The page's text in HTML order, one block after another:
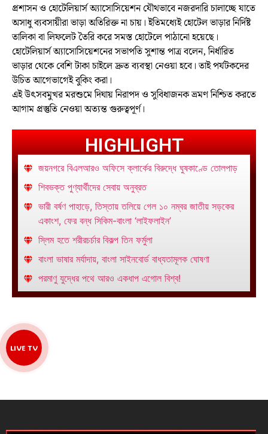
প্রশাসন ও হোটেলিয়ার্স অ্যাসোসিয়েশন যৌথভাবে নজরদারি চালাচ্ছে যাতে
অসাধু ব্যবসায়ীরা ভাড়া অতিরিক্ত না চায়। ইতিমধ্যেই হোটেল ভাড়ার নির্দিষ্ট
তালিকা বা লিফলেট তৈরি করে সমস্ত হোটেলে পাঠানো হয়েছে।
হোটেলিয়ার্স অ্যাসোসিয়েশনের সভাপতি সুশান্ত পাত্র বলেন, নির্ধারিত
ভাড়ার থেকে বেশি টাকা চাইলে দ্রুত ব্যবস্থা নেওয়া হবে। তাই পর্যটকদের
উচিত আগেভাগেই বুকিং করা।
এই উৎসবমুখর মরশুমে দিঘায় নিরাপদ ও সুবিধাজনক ভ্রমণ নিশ্চিত করতে
আগাম প্রস্তুতি নেওয়া অত্যন্ত গুরুত্বপূর্ণ।
HIGHLIGHT
জয়নগরে বিএলআরও অফিসে ক্লার্কের বিরুদ্ধে ঘুষকাণ্ডে তোলপাড়
শিবভক্ত পুণ্যার্থীদের সেবায় অনুব্রত
ভারী বর্ষণ পাহাড়ে, তিস্তায় তলিয়ে গেল ১০ নম্বর জাতীয় সড়কের
একাংশ, ফের বন্ধ সিকিম-বাংলা ‘লাইফলাইন’
স্লিম হতে শরীরচর্চার বিকল্প তিন ফর্মুলা
বাংলা ভাষার মর্যাদায়, বাংলা সাইনবোর্ড বাধ্যতামূলক ঘোষণা
পরমাণু যুদ্ধের পথে আরও একধাপ এগোল বিশ্ব!
LIVE TV